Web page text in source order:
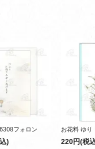
フォロン
)
お花料 ゆり
220円(税